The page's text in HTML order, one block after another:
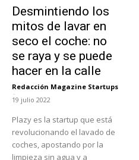
Desmintiendo los
mitos de lavar en
seco el coche: no
se raya y se puede
hacer en la calle
Redacción Magazine Startups
-
19 julio 2022
Plazy es la startup que está
revolucionando el lavado de
coches, apostando por la
limpieza sin agua y a